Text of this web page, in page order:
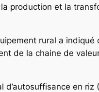
production et la
rural a
de la chaine de
en